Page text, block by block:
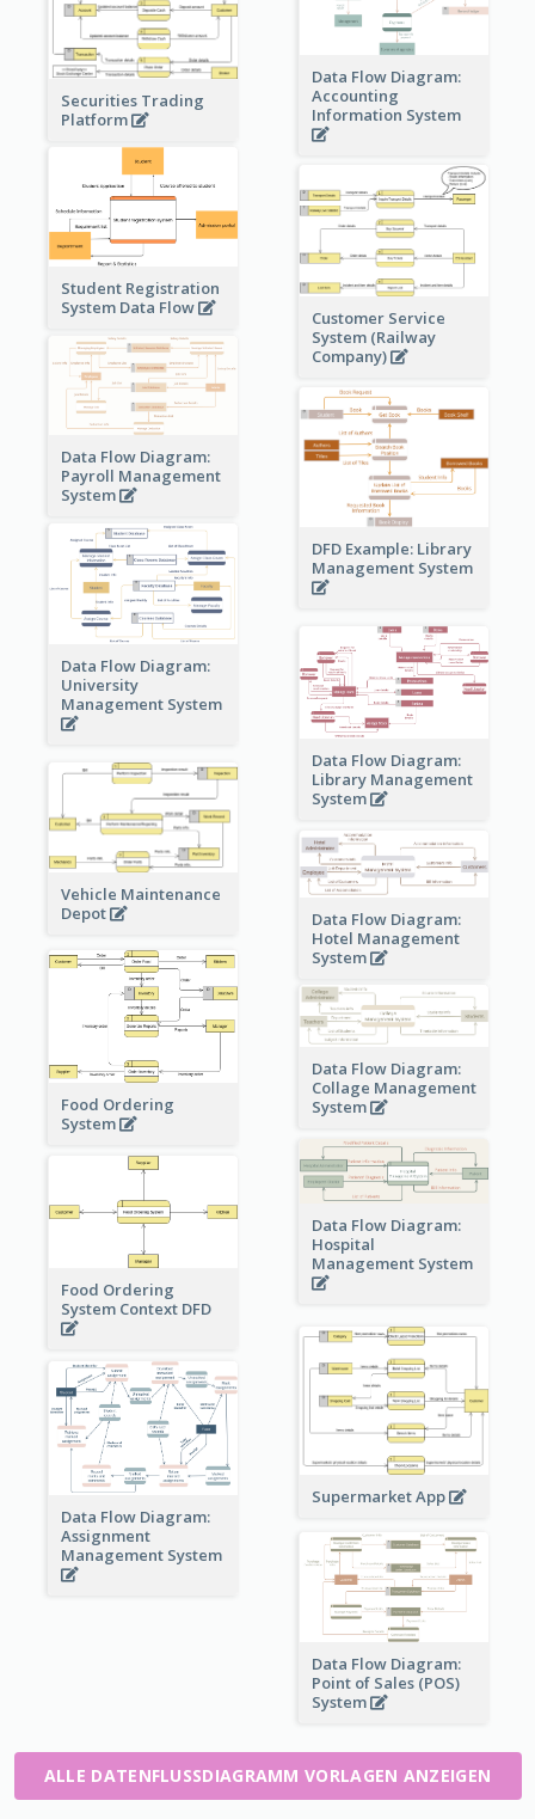
Data Flow Diagram:
Accounting
Information System
Securities Trading
Platform
Student Registration
System Data Flow
Customer Service
System (Railway
Company)
Data Flow Diagram:
Payroll Management
System
DFD Example: Library
Management System
Data Flow Diagram:
University
Management System
Data Flow Diagram:
Library Management
System
Vehicle Maintenance
Depot
Data Flow Diagram:
Hotel Management
System
Food Ordering
System
Data Flow Diagram:
Collage Management
System
Data Flow Diagram:
Hospital
Management System
Food Ordering
System Context DFD
Supermarket App
Data Flow Diagram:
Assignment
Management System
Data Flow Diagram:
Point of Sales (POS)
System
ALLE DATENFLUSSDIAGRAMM VORLAGEN ANZEIGEN